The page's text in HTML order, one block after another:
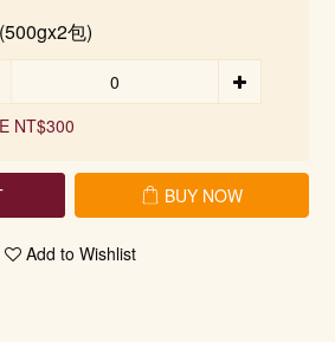
包)
NT$300
BUY NOW
Add to Wishlist